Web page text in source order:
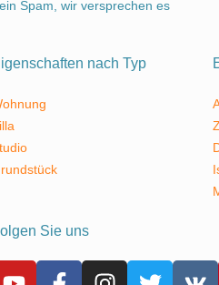
Spam, wir versprechen es
nach Typ
Sie uns